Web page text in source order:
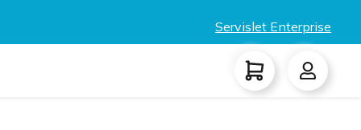
Servislet Enterprise